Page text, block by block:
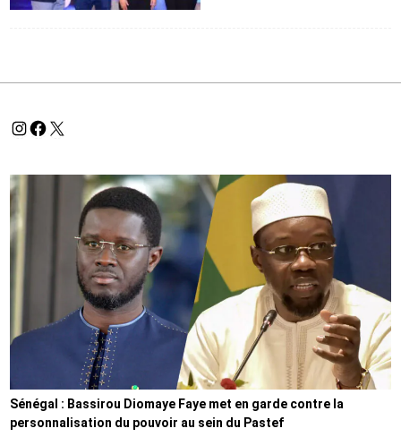
Sénégal : Bassirou Diomaye Faye met en garde contre la
personnalisation du pouvoir au sein du Pastef